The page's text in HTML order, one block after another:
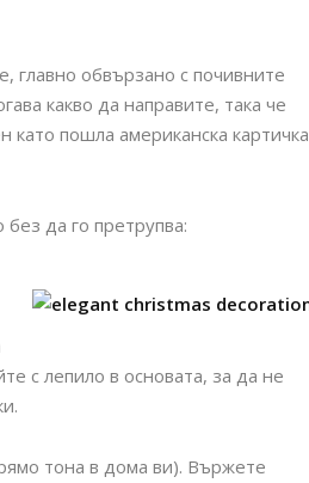
главно обвързано с почивните
какво да направите, така че
пошла американска картичка
да го претрупва:
с лепило в основата, за да не
тона в дома ви). Вържете